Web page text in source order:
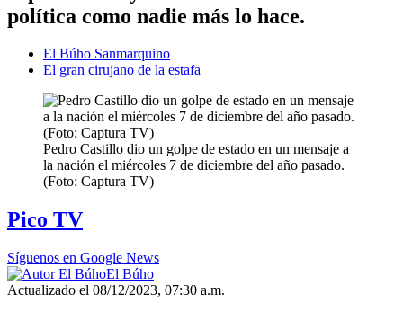
política como nadie más lo hace.
El Búho Sanmarquino
El gran cirujano de la estafa
Pedro Castillo dio un golpe de estado en un mensaje a
la nación el miércoles 7 de diciembre del año pasado.
(Foto: Captura TV)
Pico TV
Síguenos en Google News
El Búho
Actualizado el 08/12/2023, 07:30 a.m.